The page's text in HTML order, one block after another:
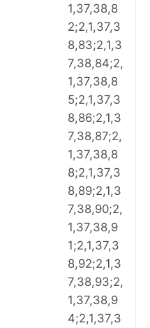
1,37,38,8
2;2,1,37,3
8,83;2,1,3
7,38,84;2,
1,37,38,8
5;2,1,37,3
8,86;2,1,3
7,38,87;2,
1,37,38,8
8;2,1,37,3
8,89;2,1,3
7,38,90;2,
1,37,38,9
1;2,1,37,3
8,92;2,1,3
7,38,93;2,
1,37,38,9
4;2,1,37,3